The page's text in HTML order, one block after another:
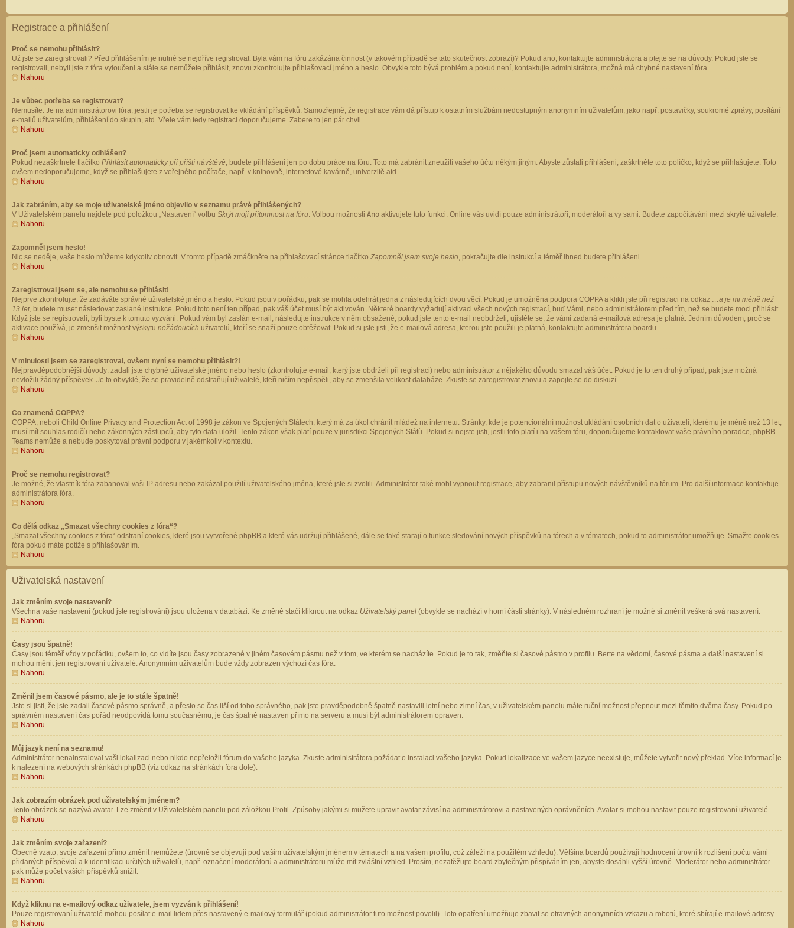
Registrace a přihlášení
Proč se nemohu přihlásit?
Už jste se zaregistrovali? Před přihlášením je nutné se nejdříve registrovat. Byla vám na fóru zakázána činnost (v takovém případě se tato skutečnost zobrazí)? Pokud ano, kontaktujte administrátora a ptejte se na důvody. Pokud jste se
registrovali, nebyli jste z fóra vyloučeni a stále se nemůžete přihlásit, znovu zkontrolujte přihlašovací jméno a heslo. Obvykle toto bývá problém a pokud není, kontaktujte administrátora, možná má chybné nastavení fóra.
Nahoru
Je vůbec potřeba se registrovat?
Nemusíte. Je na administrátorovi fóra, jestli je potřeba se registrovat ke vkládání příspěvků. Samozřejmě, že registrace vám dá přístup k ostatním službám nedostupným anonymním uživatelům, jako např. postavičky, soukromé zprávy, posílání
e-mailů uživatelům, přihlášení do skupin, atd. Vřele vám tedy registraci doporučujeme. Zabere to jen pár chvil.
Nahoru
Proč jsem automaticky odhlášen?
Pokud nezaškrtnete tlačítko Přihlásit automaticky při příští návštěvě, budete přihlášeni jen po dobu práce na fóru. Toto má zabránit zneužití vašeho účtu někým jiným. Abyste zůstali přihlášeni, zaškrtněte toto políčko, když se přihlašujete. Toto
ovšem nedoporučujeme, když se přihlašujete z veřejného počítače, např. v knihovně, internetové kavárně, univerzitě atd.
Nahoru
Jak zabráním, aby se moje uživatelské jméno objevilo v seznamu právě přihlášených?
V Uživatelském panelu najdete pod položkou „Nastavení“ volbu Skrýt moji přítomnost na fóru. Volbou možnosti Ano aktivujete tuto funkci. Online vás uvidí pouze administrátoři, moderátoři a vy sami. Budete započítáváni mezi skryté uživatele.
Nahoru
Zapomněl jsem heslo!
Nic se neděje, vaše heslo můžeme kdykoliv obnovit. V tomto případě zmáčkněte na přihlašovací stránce tlačítko Zapomněl jsem svoje heslo, pokračujte dle instrukcí a téměř ihned budete přihlášeni.
Nahoru
Zaregistroval jsem se, ale nemohu se přihlásit!
Nejprve zkontrolujte, že zadáváte správné uživatelské jméno a heslo. Pokud jsou v pořádku, pak se mohla odehrát jedna z následujících dvou věcí. Pokud je umožněna podpora COPPA a klikli jste při registraci na odkaz …a je mi méně než
13 let, budete muset následovat zaslané instrukce. Pokud toto není ten případ, pak váš účet musí být aktivován. Některé boardy vyžadují aktivaci všech nových registrací, buď Vámi, nebo administrátorem před tím, než se budete moci přihlásit.
Když jste se registrovali, byli byste k tomuto vyzváni. Pokud vám byl zaslán e-mail, následujte instrukce v něm obsažené, pokud jste tento e-mail neobdrželi, ujistěte se, že vámi zadaná e-mailová adresa je platná. Jedním důvodem, proč se
aktivace používá, je zmenšit možnost výskytu nežádoucích uživatelů, kteří se snaží pouze obtěžovat. Pokud si jste jisti, že e-mailová adresa, kterou jste použili je platná, kontaktujte administrátora boardu.
Nahoru
V minulosti jsem se zaregistroval, ovšem nyní se nemohu přihlásit?!
Nejpravděpodobnější důvody: zadali jste chybné uživatelské jméno nebo heslo (zkontrolujte e-mail, který jste obdrželi při registraci) nebo administrátor z nějakého důvodu smazal váš účet. Pokud je to ten druhý případ, pak jste možná
nevložili žádný příspěvek. Je to obvyklé, že se pravidelně odstraňují uživatelé, kteří ničím nepřispěli, aby se zmenšila velikost databáze. Zkuste se zaregistrovat znovu a zapojte se do diskuzí.
Nahoru
Co znamená COPPA?
COPPA, neboli Child Online Privacy and Protection Act of 1998 je zákon ve Spojených Státech, který má za úkol chránit mládež na internetu. Stránky, kde je potencionální možnost ukládání osobních dat o uživateli, kterému je méně než 13 let,
musí mít souhlas rodičů nebo zákonných zástupců, aby tyto data uložil. Tento zákon však platí pouze v jurisdikci Spojených Států. Pokud si nejste jisti, jestli toto platí i na vašem fóru, doporučujeme kontaktovat vaše právního poradce, phpBB
Teams nemůže a nebude poskytovat právni podporu v jakémkoliv kontextu.
Nahoru
Proč se nemohu registrovat?
Je možné, že vlastník fóra zabanoval vaši IP adresu nebo zakázal použití uživatelského jména, které jste si zvolili. Administrátor také mohl vypnout registrace, aby zabranil přístupu nových návštěvníků na fórum. Pro další informace kontaktuje
administrátora fóra.
Nahoru
Co dělá odkaz „Smazat všechny cookies z fóra“?
„Smazat všechny cookies z fóra“ odstraní cookies, které jsou vytvořené phpBB a které vás udržují přihlášené, dále se také starají o funkce sledování nových příspěvků na fórech a v tématech, pokud to administrátor umožňuje. Smažte cookies
fóra pokud máte potíže s přihlašováním.
Nahoru
Uživatelská nastavení
Jak změním svoje nastavení?
Všechna vaše nastavení (pokud jste registrováni) jsou uložena v databázi. Ke změně stačí kliknout na odkaz Uživatelský panel (obvykle se nachází v horní části stránky). V následném rozhraní je možné si změnit veškerá svá nastavení.
Nahoru
Časy jsou špatně!
Časy jsou téměř vždy v pořádku, ovšem to, co vidíte jsou časy zobrazené v jiném časovém pásmu než v tom, ve kterém se nacházíte. Pokud je to tak, změňte si časové pásmo v profilu. Berte na vědomí, časové pásma a další nastavení si
mohou měnit jen registrovaní uživatelé. Anonymním uživatelům bude vždy zobrazen výchozí čas fóra.
Nahoru
Změnil jsem časové pásmo, ale je to stále špatně!
Jste si jisti, že jste zadali časové pásmo správně, a přesto se čas liší od toho správného, pak jste pravděpodobně špatně nastavili letní nebo zimní čas, v uživatelském panelu máte ruční možnost přepnout mezi těmito dvěma časy. Pokud po
správném nastavení čas pořád neodpovídá tomu současnému, je čas špatně nastaven přímo na serveru a musí být administrátorem opraven.
Nahoru
Můj jazyk není na seznamu!
Administrátor nenainstaloval vaši lokalizaci nebo nikdo nepřeložil fórum do vašeho jazyka. Zkuste administrátora požádat o instalaci vašeho jazyka. Pokud lokalizace ve vašem jazyce neexistuje, můžete vytvořit nový překlad. Více informací je
k nalezení na webových stránkách phpBB (viz odkaz na stránkách fóra dole).
Nahoru
Jak zobrazím obrázek pod uživatelským jménem?
Tento obrázek se nazývá avatar. Lze změnit v Uživatelském panelu pod záložkou Profil. Způsoby jakými si můžete upravit avatar závisí na administrátorovi a nastavených oprávněních. Avatar si mohou nastavit pouze registrovaní uživatelé.
Nahoru
Jak změním svoje zařazení?
Obecně vzato, svoje zařazení přímo změnit nemůžete (úrovně se objevují pod vaším uživatelským jménem v tématech a na vašem profilu, což záleží na použitém vzhledu). Většina boardů používají hodnocení úrovní k rozlišení počtu vámi
přidaných příspěvků a k identifikaci určitých uživatelů, např. označení moderátorů a administrátorů může mít zvláštní vzhled. Prosím, nezatěžujte board zbytečným přispíváním jen, abyste dosáhli vyšší úrovně. Moderátor nebo administrátor
pak může počet vašich příspěvků snížit.
Nahoru
Když kliknu na e-mailový odkaz uživatele, jsem vyzván k přihlášení!
Pouze registrovaní uživatelé mohou posílat e-mail lidem přes nastavený e-mailový formulář (pokud administrátor tuto možnost povolil). Toto opatření umožňuje zbavit se otravných anonymních vzkazů a robotů, které sbírají e-mailové adresy.
Nahoru